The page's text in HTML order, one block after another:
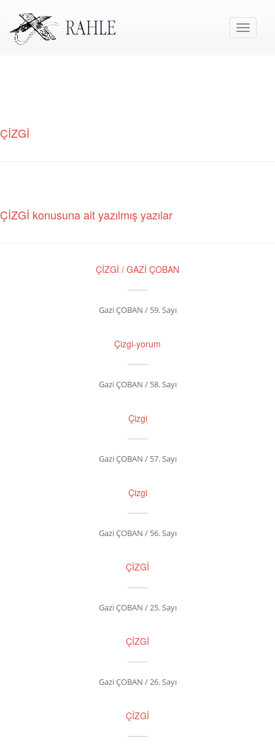
Toggle
ÇİZGİ
ÇİZGİ konusuna ait yazılmış yazılar
ÇİZGİ / GAZİ ÇOBAN
Gazi ÇOBAN / 59. Sayı
Çizgi-yorum
Gazi ÇOBAN / 58. Sayı
Çizgi
Gazi ÇOBAN / 57. Sayı
Çizgi
Gazi ÇOBAN / 56. Sayı
ÇİZGİ
Gazi ÇOBAN / 25. Sayı
ÇİZGİ
Gazi ÇOBAN / 26. Sayı
ÇİZGİ